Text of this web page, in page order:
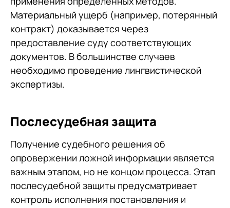
Материальный ущерб (например, потерянный
контракт) доказывается через
предоставление суду соответствующих
документов. В большинстве случаев
необходимо проведение лингвистической
экспертизы.
Послесудебная защита
Получение судебного решения об
опровержении ложной информации является
важным этапом, но не концом процесса. Этап
послесудебной защиты предусматривает
контроль исполнения постановления и